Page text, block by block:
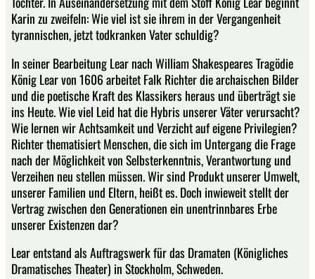
Karin zu zweifeln: Wie viel ist sie ihrem in der Vergangenheit
tyrannischen, jetzt todkranken Vater schuldig?
In seiner Bearbeitung Lear nach William Shakespeares Tragödie
König Lear von 1606 arbeitet Falk Richter die archaischen Bilder
und die poetische Kraft des Klassikers heraus und überträgt sie
ins Heute. Wie viel Leid hat die Hybris unserer Väter verursacht?
Wie lernen wir Achtsamkeit und Verzicht auf eigene Privilegien?
Richter thematisiert Menschen, die sich im Untergang die Frage
nach der Möglichkeit von Selbsterkenntnis, Verantwortung und
Verzeihen neu stellen müssen. Wir sind Produkt unserer Umwelt,
unserer Familien und Eltern, heißt es. Doch inwieweit stellt der
Vertrag zwischen den Generationen ein unentrinnbares Erbe
unserer Existenzen dar?
Lear entstand als Auftragswerk für das Dramaten (Königliches
Dramatisches Theater) in Stockholm, Schweden.